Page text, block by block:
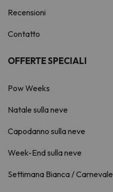
Recensioni
Contatto
OFFERTE SPECIALI
Pow Weeks
Natale sulla neve
Capodanno sulla neve
Week-End sulla neve
Settimana Bianca / Carnevale